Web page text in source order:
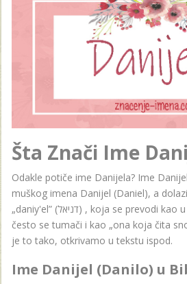
Šta Znači Ime
Odakle potiče ime Danijela? Ime
muškog imena Danijel (Daniel), a
„daniy'el” (דניאל) , koja se prevodi kao u „Bog je moj sudac”, no
često se tumači i kao „ona koja čita
je to tako, otkrivamo u tekstu ispod.
Ime Danijel (Danilo) u